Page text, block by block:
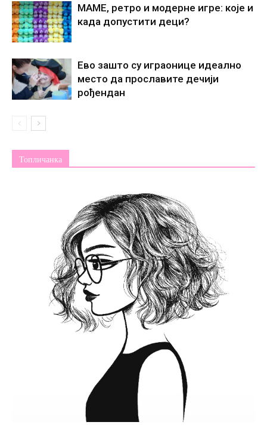
МАМЕ, ретро и модерне игре: које и
када допустити деци?
Ево зашто су играонице идеално
место да прославите дечији
рођендан
Топличанка